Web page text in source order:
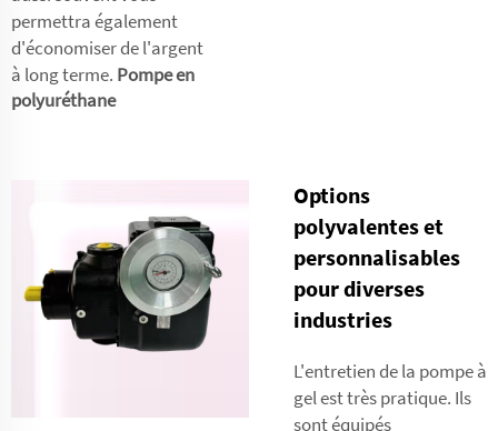
permettra également
d'économiser de l'argent
à long terme. Pompe en
polyuréthane
Options
polyvalentes et
personnalisables
pour diverses
industries
L'entretien de la pompe à
gel est très pratique. Ils
sont équipés